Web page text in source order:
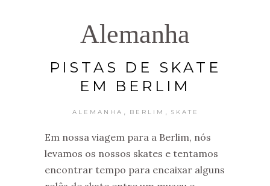
Alemanha
PISTAS DE SKATE
EM BERLIM
ALEMANHA BERLIM SKATE
Em nossa viagem para a Berlim, nós
levamos os nossos skates e tentamos
encontrar tempo para encaixar alguns